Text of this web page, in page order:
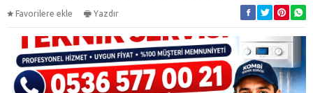
Favorilere ekle Yazdır